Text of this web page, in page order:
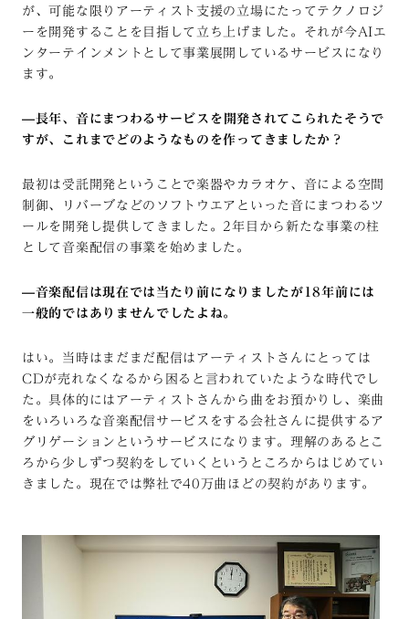
が、可能な限りアーティスト支援の立場にたってテクノロジ
ーを開発することを目指して立ち上げました。それが今AIエ
ンターテインメントとして事業展開しているサービスになり
ます。
—長年、音にまつわるサービスを開発されてこられたそうで
すが、これまでどのようなものを作ってきましたか？
最初は受託開発ということで楽器やカラオケ、音による空間
制御、リバーブなどのソフトウエアといった音にまつわるツ
ールを開発し提供してきました。2年目から新たな事業の柱
として音楽配信の事業を始めました。
—音楽配信は現在では当たり前になりましたが18年前には
一般的ではありませんでしたよね。
はい。当時はまだまだ配信はアーティストさんにとっては
CDが売れなくなるから困ると言われていたような時代でし
た。具体的にはアーティストさんから曲をお預かりし、楽曲
をいろいろな音楽配信サービスをする会社さんに提供するア
グリゲーションというサービスになります。理解のあるとこ
ろから少しずつ契約をしていくというところからはじめてい
きました。現在では弊社で40万曲ほどの契約があります。